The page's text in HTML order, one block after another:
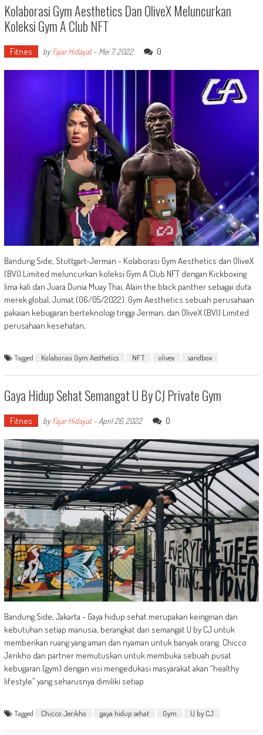
Kolaborasi Gym Aesthetics Dan OliveX Meluncurkan
Koleksi Gym A Club NFT
Fitnes byFajar Hidayat- Mei 7, 2022 0
Bandung Side, Stuttgart-Jerman - Kolaborasi Gym Aesthetics dan OliveX
(BVI) Limited meluncurkan koleksi Gym A Club NFT dengan Kickboxing
lima kali dan Juara Dunia Muay Thai, Alain the black panther sebagai duta
merek global, Jumat (06/05/2022). Gym Aesthetics sebuah perusahaan
pakaian kebugaran berteknologi tinggi Jerman, dan OliveX (BVI) Limited
perusahaan kesehatan,
Tagged Kolaborasi Gym Aesthetics NFT olivex sandbox
Gaya Hidup Sehat Semangat U By CJ Private Gym
Fitnes byFajar Hidayat- April 26, 2022 0
Bandung Side, Jakarta - Gaya hidup sehat merupakan keinginan dan
kebutuhan setiap manusia, berangkat dari semangat U by CJ untuk
memberikan ruang yang aman dan nyaman untuk banyak orang. Chicco
Jerikho dan partner memutuskan untuk membuka sebuah pusat
kebugaran (gym) dengan visi mengedukasi masyarakat akan “healthy
lifestyle” yang seharusnya dimiliki setiap
Tagged Chicco Jerikho gaya hidup sehat Gym U by CJ